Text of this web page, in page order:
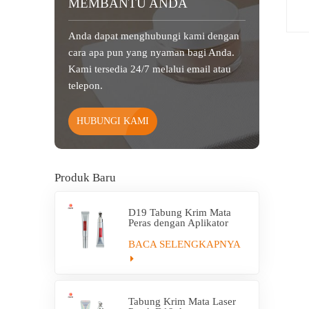
MEMBANTU ANDA
Anda dapat menghubungi kami dengan
cara apa pun yang nyaman bagi Anda.
Kami tersedia 24/7 melalui email atau
telepon.
HUBUNGI KAMI
Produk Baru
D19 Tabung Krim Mata
Peras dengan Aplikator
BACA SELENGKAPNYA
Tabung Krim Mata Laser